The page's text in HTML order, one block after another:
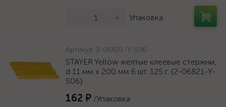
+ Упаковка
Артикул: 2-06821-Y-S06
STAYER Yellow желтые клеевые стержни,
d 11 мм х 200 мм 6 шт. 125 г. {2-06821-Y-
S06}
162 ₽ /Упаковка